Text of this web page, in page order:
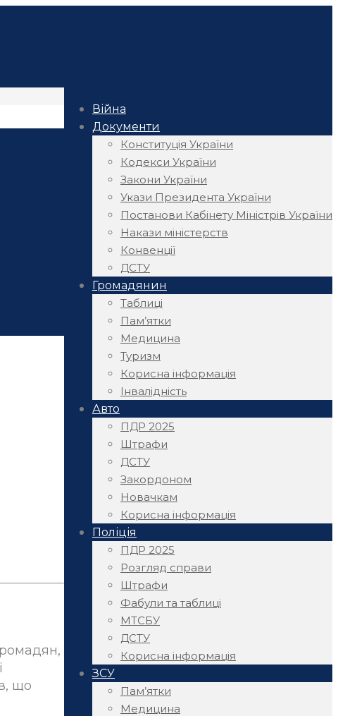
Війна
Документи
Конституція України
Кодекси України
Закони України
Укази Президента України
Постанови Кабінету Міністрів України
Накази міністерств
Конвенції
ДСТУ
Громадянин
Таблиці
Пам’ятки
Медицина
Туризм
Корисна інформація
Інвалідність
Авто
ПДР 2025
Штрафи
ДСТУ
Закордоном
Новачкам
Корисна інформація
Поліція
ПДР 2025
Розгляд справи
Штрафи
Фабули та таблиці
МТСБУ
ДСТУ
Корисна інформація
ЗСУ
Пам’ятки
Медицина
що